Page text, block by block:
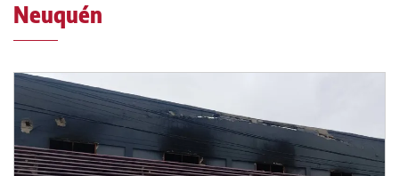
Neuquén